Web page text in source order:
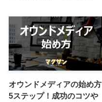
オウンドメディアの始め方
5ステップ！成功のコツや